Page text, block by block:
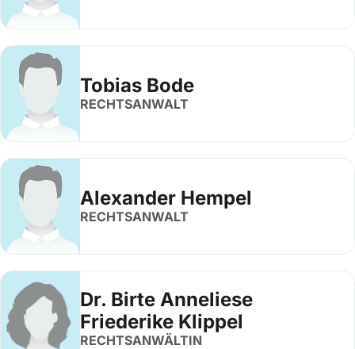
Tobias Bode
RECHTSANWALT
Alexander Hempel
RECHTSANWALT
Dr. Birte Anneliese
Friederike Klippel
RECHTSANWÄLTIN